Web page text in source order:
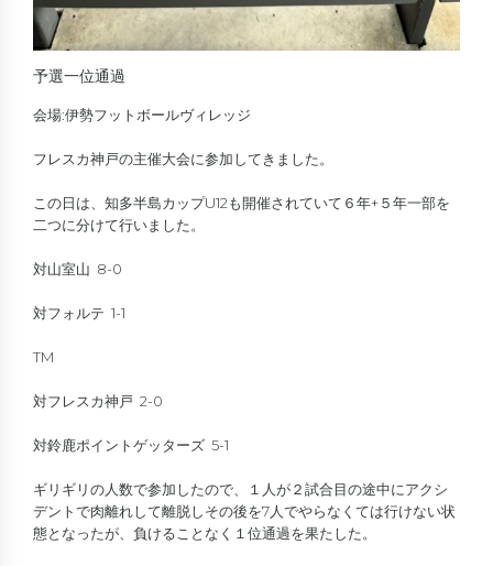
予選一位通過
会場:伊勢フットボールヴィレッジ
フレスカ神戸の主催大会に参加してきました。
この日は、知多半島カップU12も開催されていて６年+５年一部を
二つに分けて行いました。
対山室山 8-0
対フォルテ 1-1
TM
対フレスカ神戸 2-0
対鈴鹿ポイントゲッターズ 5-1
ギリギリの人数で参加したので、１人が２試合目の途中にアクシ
デントで肉離れして離脱しその後を7人でやらなくては行けない状
態となったが、負けることなく１位通過を果たした。